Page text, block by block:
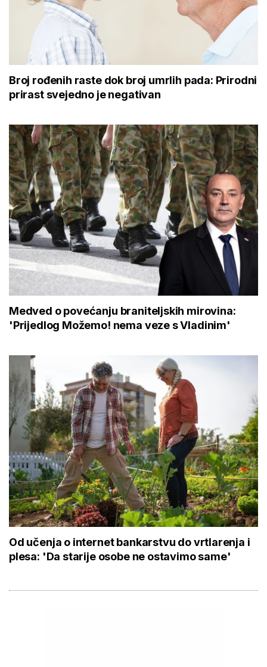
Broj rođenih raste dok broj umrlih pada: Prirodni
prirast svejedno je negativan
Medved o povećanju braniteljskih mirovina:
'Prijedlog Možemo! nema veze s Vladinim'
Od učenja o internet bankarstvu do vrtlarenja i
plesa: 'Da starije osobe ne ostavimo same'